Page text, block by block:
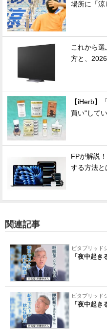
場所に「涼
これから
方と、
【iHerb】
買い"して
FPが解説
する方法と
関連記事
ビタブリッド
「夜中起
ビタブリッド
「夜中起